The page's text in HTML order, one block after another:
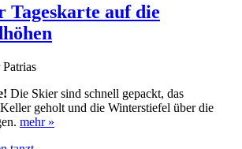
auf die
Die Skier sind schnell gepackt, das
geholt und die Winterstiefel über die
mehr »